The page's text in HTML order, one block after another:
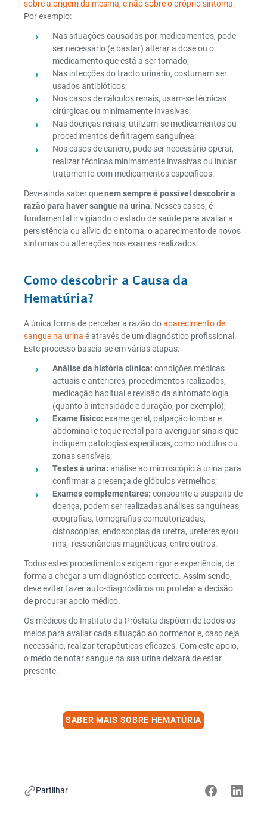
Partilhar
sobre a origem da mesma, e não sobre o próprio sintoma.
Por exemplo:
Nas situações causadas por medicamentos, pode
ser necessário (e bastar) alterar a dose ou o
medicamento que está a ser tomado;
Nas infecções do tracto urinário, costumam ser
usados antibióticos;
Nos casos de cálculos renais, usam-se técnicas
cirúrgicas ou minimamente invasivas;
Nas doenças renais, utilizam-se medicamentos ou
procedimentos de filtragem sanguínea;
Nos casos de cancro, pode ser necessário operar,
realizar técnicas minimamente invasivas ou iniciar
tratamento com medicamentos específicos.
Deve ainda saber quenem sempre é possível descobrir a
razão para haver sangue na urina. Nesses casos, é
fundamental ir vigiando o estado de saúde para avaliar a
persistência ou alívio do sintoma, o aparecimento de novos
sintomas ou alterações nos exames realizados.
Como descobrir a Causa da
Hematúria?
A única forma de perceber a razão doaparecimento de
sangue na urina é através de um diagnóstico profissional.
Este processo baseia-se em várias etapas:
Análise da história clínica: condições médicas
actuais e anteriores, procedimentos realizados,
medicação habitual e revisão da sintomatologia
(quanto à intensidade e duração, por exemplo);
Exame físico: exame geral, palpação lombar e
abdominal e toque rectal para averiguar sinais que
indiquem patologias específicas, como nódulos ou
zonas sensíveis;
Testes à urina: análise ao microscópio à urina para
confirmar a presença de glóbulos vermelhos;
Exames complementares: consoante a suspeita de
doença, podem ser realizadas análises sanguíneas,
ecografias, tomografias computorizadas,
cistoscopias, endoscopias da uretra, ureteres e/ou
rins, ressonâncias magnéticas, entre outros.
Todos estes procedimentos exigem rigor e experiência, de
forma a chegar a um diagnóstico correcto. Assim sendo,
deve evitar fazer auto-diagnósticos ou protelar a decisão
de procurar apoio médico.
Os médicos do Instituto da Próstata dispõem de todos os
meios para avaliar cada situação ao pormenor e, caso seja
necessário, realizar terapêuticas eficazes. Com este apoio,
o medo de notar sangue na sua urina deixará de estar
presente.
SABER MAIS SOBRE HEMATÚRIA